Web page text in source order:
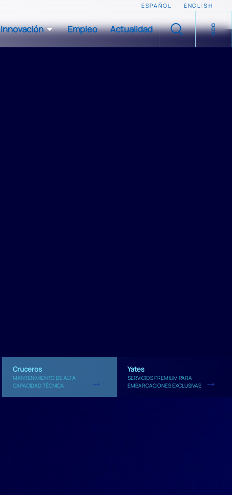
ESPAÑOL ENGLISH
Innovación Empleo Actualidad
Cruceros
MANTENIMIENTO DE ALTA
CAPACIDAD TÉCNICA
Yates
SERVICIOS PREMIUM PARA
EMBARCACIONES EXCLUSIVAS